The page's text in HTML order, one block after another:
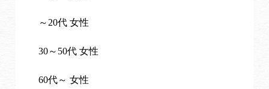
～20代 女性
30～50代 女性
60代～ 女性